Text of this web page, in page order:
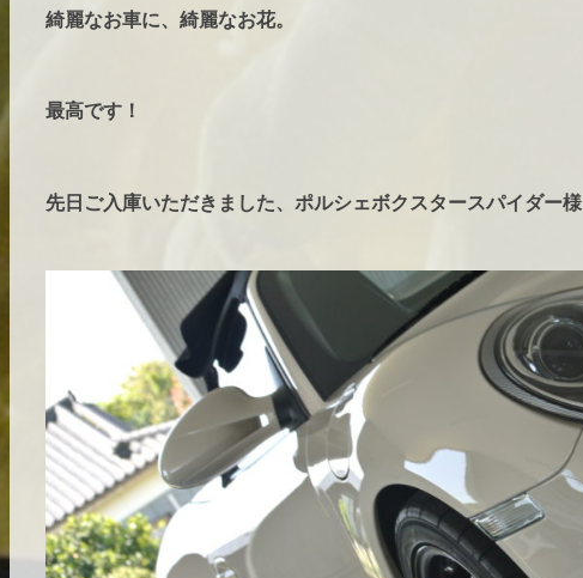
綺麗なお車に、綺麗なお花。
最高です！
先日ご入庫いただきました、ポルシェボクスタースパイダー様